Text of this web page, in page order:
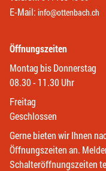
E-Mail: info@ottenbach.ch
Öffnungszeiten
Montag bis Donnerstag
08.30 - 11.30 Uhr
Freitag
Geschlossen
Gerne bieten wir Ihnen
Öffnungszeiten an.
Schalteröffnungszeiten